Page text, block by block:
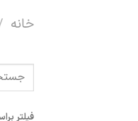
خانه
جستجو
برای:
فیلتر